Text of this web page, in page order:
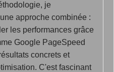
je
approche combinée :
les performances grâce
Google PageSpeed
concrets et
C'est fascinant